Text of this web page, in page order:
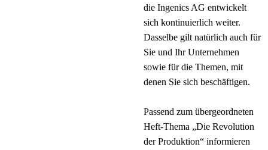
die Ingenics AG entwickelt
sich kontinuierlich weiter.
Dasselbe gilt natürlich auch für
Sie und Ihr Unternehmen
sowie für die Themen, mit
denen Sie sich beschäftigen.
Passend zum übergeordneten
Heft-Thema „Die Revolution
der Produktion“ informieren